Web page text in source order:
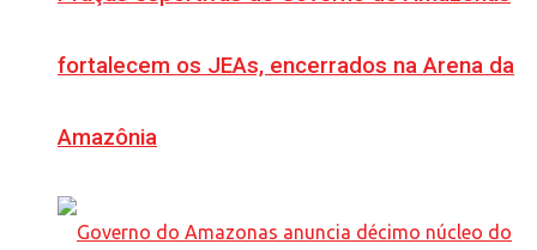
fortalecem os JEAs, encerrados na Arena da
Amazônia